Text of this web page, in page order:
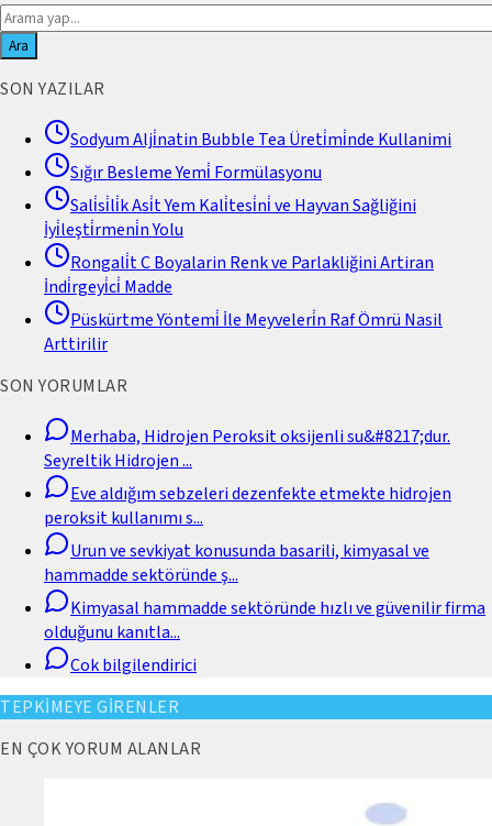
Ara
SON YAZILAR
Sodyum Alji̇natin Bubble Tea Üreti̇mi̇nde Kullanimi
Sığır Besleme Yemi̇ Formülasyonu
Sali̇si̇li̇k Asi̇t Yem Kali̇tesi̇ni̇ ve Hayvan Sağliğini
İyi̇leşti̇rmeni̇n Yolu
Rongali̇t C Boyalarin Renk ve Parlakliğini Artiran
İndi̇rgeyi̇ci̇ Madde
Püskürtme Yöntemi̇ İle Meyveleri̇n Raf Ömrü Nasil
Arttirilir
SON YORUMLAR
Merhaba, Hidrojen Peroksit oksijenli su&#8217;dur.
Seyreltik Hidrojen...
Eve aldığım sebzeleri dezenfekte etmekte hidrojen
peroksit kullanımı s...
Urun ve sevkiyat konusunda basarili, kimyasal ve
hammadde sektöründe ş...
Kimyasal hammadde sektöründe hızlı ve güvenilir firma
olduğunu kanıtla...
Cok bilgilendirici
TEPKİMEYE GİRENLER
EN ÇOK YORUM ALANLAR